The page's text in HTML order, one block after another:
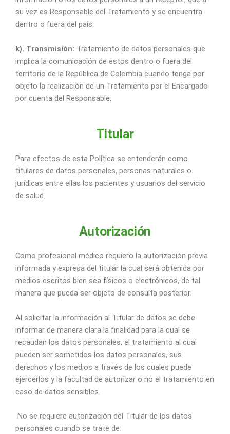
su vez es Responsable del Tratamiento y se encuentra
dentro o fuera del país.
k). Transmisión: Tratamiento de datos personales que
implica la comunicación de estos dentro o fuera del
territorio de la República de Colombia cuando tenga por
objeto la realización de un Tratamiento por el Encargado
por cuenta del Responsable.
Titular
Para efectos de esta Política se entenderán como
titulares de datos personales, personas naturales o
jurídicas entre ellas los pacientes y usuarios del servicio
de salud.
Autorización
Como profesional médico requiero la autorización previa
informada y expresa del titular la cual será obtenida por
medios escritos bien sea físicos o electrónicos, de tal
manera que pueda ser objeto de consulta posterior.
Al solicitar la información al Titular de datos se debe
informar de manera clara la finalidad para la cual se
recaudan los datos personales, el tratamiento al cual
pueden ser sometidos los datos personales, sus
derechos y los medios a través de los cuales puede
ejercerlos y la facultad de autorizar o no el tratamiento en
caso de datos sensibles.
No se requiere autorización del Titular de los datos
personales cuando se trate de: